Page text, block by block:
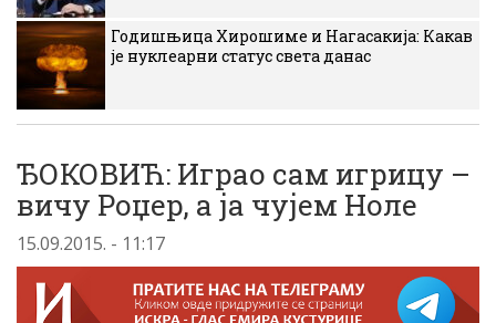
Годишњица Хирошиме и Нагасакија: Какав
је нуклеарни статус света данас
ЂОКОВИЋ: Играо сам игрицу –
вичу Роџер, а ја чујем Ноле
15.09.2015. - 11:17